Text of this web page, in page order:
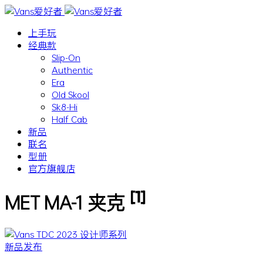
上手玩
经典款
Slip-On
Authentic
Era
Old Skool
Sk8-Hi
Half Cab
新品
联名
型册
官方旗舰店
MET MA-1 夹克 [1]
新品发布